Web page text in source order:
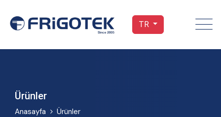
TR
Ürünler
Anasayfa Ürünler